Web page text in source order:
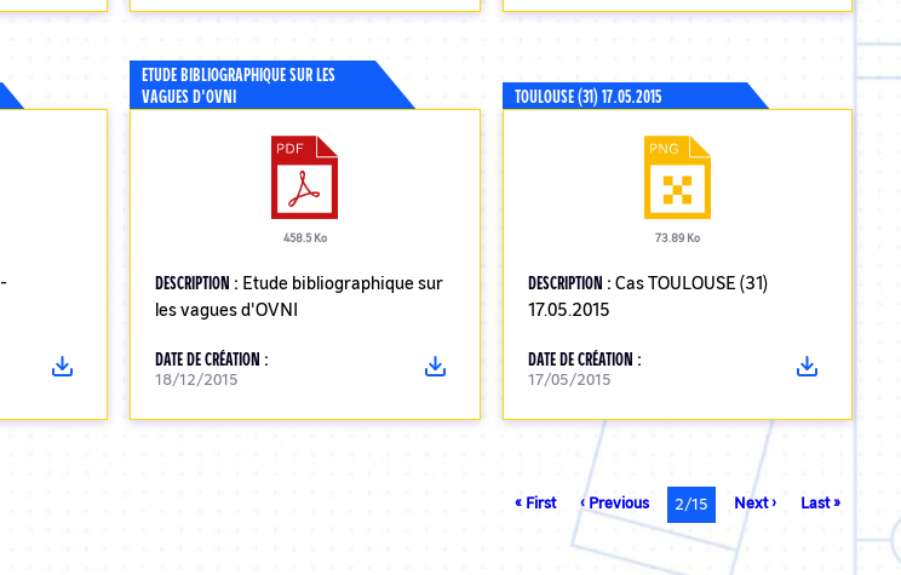
ETUDE BIBLIOGRAPHIQUE SUR LES
VAGUES D'OVNI
458.5 Ko
DESCRIPTION : Etude bibliographique sur
les vagues d'OVNI
DATE DE CRÉATION :
18/12/2015
TOULOUSE (31) 17.05.2015
73.89 Ko
DESCRIPTION : Cas TOULOUSE (31)
17.05.2015
DATE DE CRÉATION :
17/05/2015
Première
« First
Page
précédente
‹ Previous
Page
courante
2/15
Page
suivante
Next ›
Dernière
Last »